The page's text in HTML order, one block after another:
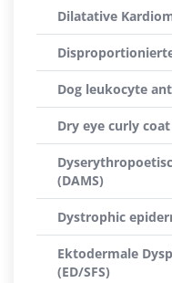
Dilatative
Dog leukocyte
Dry eye curly
(DAMS)
Dystrophic
Ektodermale
(ED/SFS)